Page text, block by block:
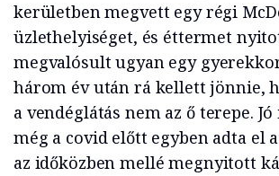
kerületben megvett egy régi
üzlethelyiséget, és éttermet
megvalósult ugyan egy
három év után rá kellett jönnie,
a vendéglátás nem az ő terepe.
még a covid előtt egyben adta el
az időközben mellé megnyitott